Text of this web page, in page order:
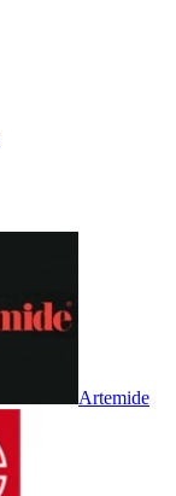
Artemide